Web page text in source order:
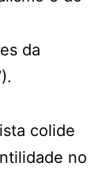
da
colide
no